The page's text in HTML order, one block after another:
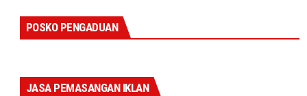
POSKO PENGADUAN
JASA PEMASANGAN IKLAN